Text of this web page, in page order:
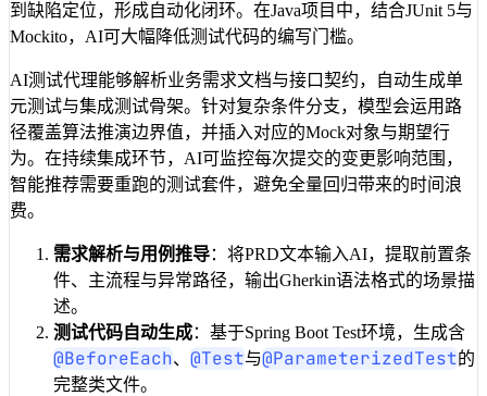
到缺陷定位，形成自动化闭环。在Java项目中，结合JUnit 5与
Mockito，AI可大幅降低测试代码的编写门槛。
AI测试代理能够解析业务需求文档与接口契约，自动生成单
元测试与集成测试骨架。针对复杂条件分支，模型会运用路
径覆盖算法推演边界值，并插入对应的Mock对象与期望行
为。在持续集成环节，AI可监控每次提交的变更影响范围，
智能推荐需要重跑的测试套件，避免全量回归带来的时间浪
费。
需求解析与用例推导：将PRD文本输入AI，提取前置条
件、主流程与异常路径，输出Gherkin语法格式的场景描
述。
测试代码自动生成：基于Spring Boot Test环境，生成含
@BeforeEach、 @Test与@ParameterizedTest的
完整类文件。